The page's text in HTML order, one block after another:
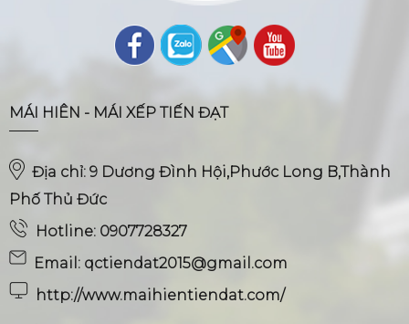
MÁI HIÊN - MÁI XẾP TIẾN ĐẠT
Địa chỉ: 9 Dương Đình Hội,Phước Long B,Thành
Phố Thủ Đức
Hotline: 0907728327
Email: qctiendat2015@gmail.com
http://www.maihientiendat.com/